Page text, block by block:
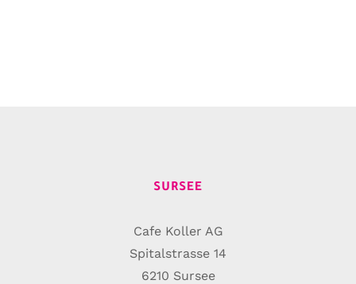
SURSEE
Cafe Koller AG
Spitalstrasse 14
6210 Sursee